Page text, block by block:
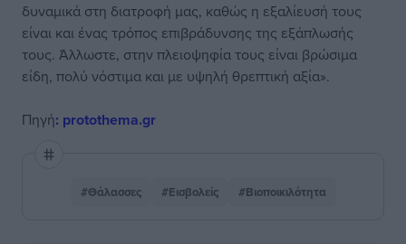
δυναμικά στη διατροφή μας, καθώς η εξαλίευσή τους
είναι και ένας τρόπος επιβράδυνσης της εξάπλωσής
τους. Άλλωστε, στην πλειοψηφία τους είναι βρώσιμα
είδη, πολύ νόστιμα και με υψηλή θρεπτική αξία».
Πηγή: protothema.gr
#Θάλασσες #Εισβολείς #Βιοποικιλότητα